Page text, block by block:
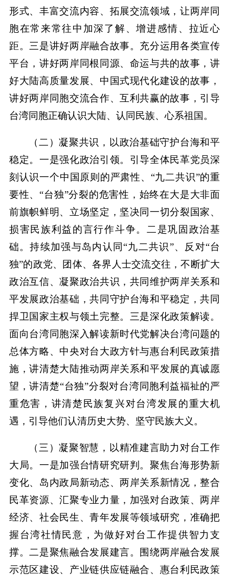
形式、丰富交流内容、拓展交流领域，让两岸同
胞在常来常往中加深了解、增进感情、拉近心
距。三是讲好两岸融合故事。充分运用各类宣传
平台，讲好两岸同根同源、命运与共的故事，讲
好大陆高质量发展、中国式现代化建设的故事，
讲好两岸同胞交流合作、互利共赢的故事，引导
台湾同胞正确认识大陆、认同民族、心系祖国。
（二）凝聚共识，以政治基础守护台海和平
稳定。一是强化政治引领。引导全体民革党员深
刻认识一个中国原则的严肃性、“九二共识”的重
要性、“台独”分裂的危害性，始终在大是大非面
前旗帜鲜明、立场坚定，坚决同一切分裂国家、
损害民族利益的言行作斗争。二是巩固政治基
础。持续加强与岛内认同“九二共识”、反对“台
独”的政党、团体、各界人士交流交往，不断扩大
政治互信、凝聚政治共识，共同维护两岸关系和
平发展政治基础，共同守护台海和平稳定，共同
捍卫国家主权与领土完整。三是深化政策解读。
面向台湾同胞深入解读新时代党解决台湾问题的
总体方略、中央对台大政方针与惠台利民政策措
施，讲清楚大陆推动两岸关系和平发展的真诚愿
望，讲清楚“台独”分裂对台湾同胞利益福祉的严
重危害，讲清楚民族复兴对台湾发展的重大机
遇，引导他们认清历史大势、坚守民族大义。
（三）凝聚智慧，以精准建言助力对台工作
大局。一是加强台情研究研判。聚焦台海形势新
变化、岛内政局新动态、两岸关系新情况，整合
民革资源、汇聚专业力量，加强对台政策、两岸
经济、社会民生、青年发展等领域研究，准确把
握台湾社情民意，为做好对台工作提供智力支
撑。二是聚焦融合发展建言。围绕两岸融合发展
示范区建设、产业链供应链融合、惠台利民政策